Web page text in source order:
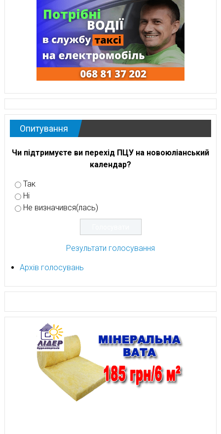
Опитування
Чи підтримуєте ви перехід ПЦУ на новоюліанський
календар?
Так
Ні
Не визначився(лась)
Результати голосування
Архів голосувань